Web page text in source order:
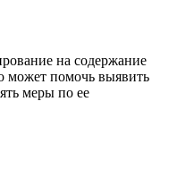
на содержание
может помочь выявить
меры по ее